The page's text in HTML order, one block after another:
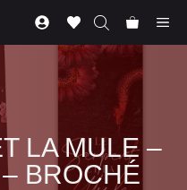
LA MULE –
BROCHÉ